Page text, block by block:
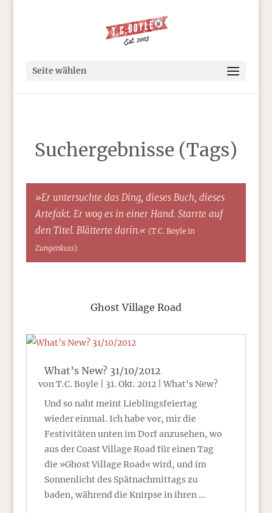
Seite wählen
Suchergebnisse (Tags)
»Er untersuchte das Ding, dieses Buch, dieses
Artefakt. Er wog es in einer Hand. Starrte auf
den Titel. Blätterte darin.« (T.C. Boyle in
Zungenkuss)
Ghost Village Road
What’s New? 31/10/2012
vonT.C. Boyle 31. Okt. 2012|What's New?
Und so naht meint Lieblingsfeiertag
wieder einmal. Ich habe vor, mir die
Festivitäten unten im Dorf anzusehen, wo
aus der Coast Village Road für einen Tag
die »Ghost Village Road« wird, und im
Sonnenlicht des Spätnachmittags zu
baden, während die Knirpse in ihren …